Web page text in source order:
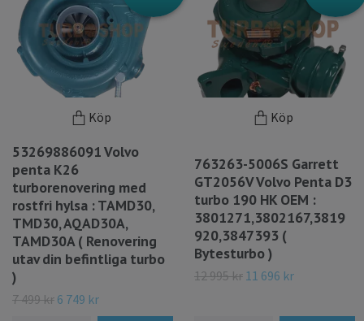
Köp
53269886091 Volvo
penta K26
turborenovering med
rostfri hylsa : TAMD30,
TMD30, AQAD30A,
TAMD30A ( Renovering
utav din befintliga turbo
)
7 499 kr 6 749 kr
Köp
763263-5006S Garrett
GT2056V Volvo Penta D3
turbo 190 HK OEM :
3801271,3802167,3819
920,3847393 (
Bytesturbo )
12 995 kr 11 696 kr